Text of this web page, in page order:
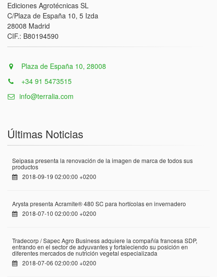
Ediciones Agrotécnicas SL
C/Plaza de España 10, 5 Izda
28008 Madrid
CIF.: B80194590
Plaza de España 10, 28008
+34 91 5473515
info@terralia.com
Últimas Noticias
Seipasa presenta la renovación de la imagen de marca de todos sus
productos
2018-09-19 02:00:00 +0200
Arysta presenta Acramite® 480 SC para hortícolas en invernadero
2018-07-10 02:00:00 +0200
Tradecorp / Sapec Agro Business adquiere la compañía francesa SDP,
entrando en el sector de adyuvantes y fortaleciendo su posición en
diferentes mercados de nutrición vegetal especializada
2018-07-06 02:00:00 +0200